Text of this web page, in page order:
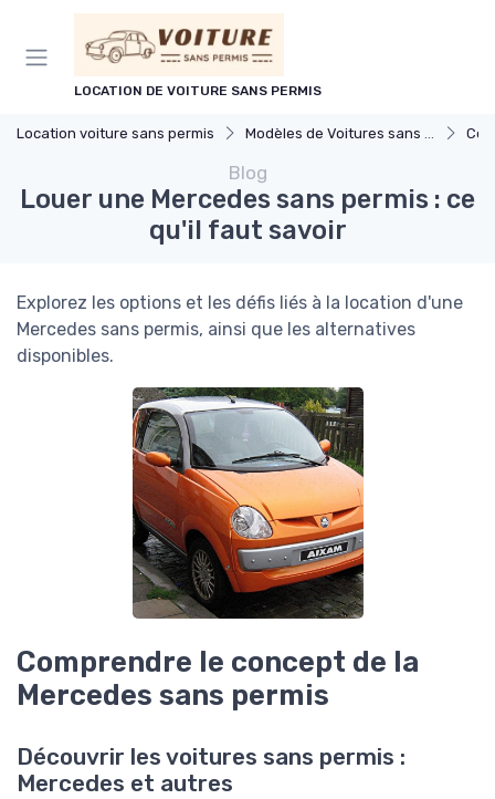
LOCATION DE VOITURE SANS PERMIS
Location voiture sans permis Modèles de Voitures sans Permis
Blog
Louer une Mercedes sans permis : ce
qu'il faut savoir
Explorez les options et les défis liés à la location d'une
Mercedes sans permis, ainsi que les alternatives
disponibles.
Comprendre le concept de la
Mercedes sans permis
Découvrir les voitures sans permis :
Mercedes et autres